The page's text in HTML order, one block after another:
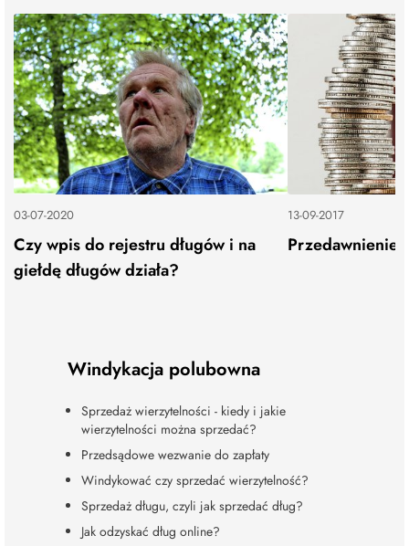
03-07-2020
Czy wpis do rejestru długów i na
giełdę długów działa?
13-09-2017
Przedawnienie
Windykacja polubowna
Sprzedaż wierzytelności - kiedy i jakie
wierzytelności można sprzedać?
Przedsądowe wezwanie do zapłaty
Windykować czy sprzedać wierzytelność?
Sprzedaż długu, czyli jak sprzedać dług?
Jak odzyskać dług online?